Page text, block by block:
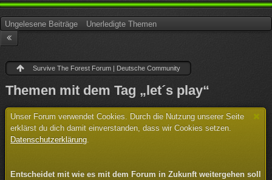
Ungelesene Beiträge Unerledigte Themen
Survive The Forest Forum | Deutsche Community
Themen mit dem Tag „let´s play“
Unser Forum verwendet Cookies. Durch die Nutzung unserer Seite
erklärst du dich damit einverstanden, dass wir Cookies setzen.
Datenschutzerklärung.
Entscheidet mit wie es mit dem Forum in Zukunft weitergehen soll